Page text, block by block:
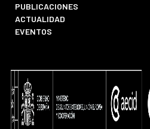
PUBLICACIONES
ACTUALIDAD
EVENTOS